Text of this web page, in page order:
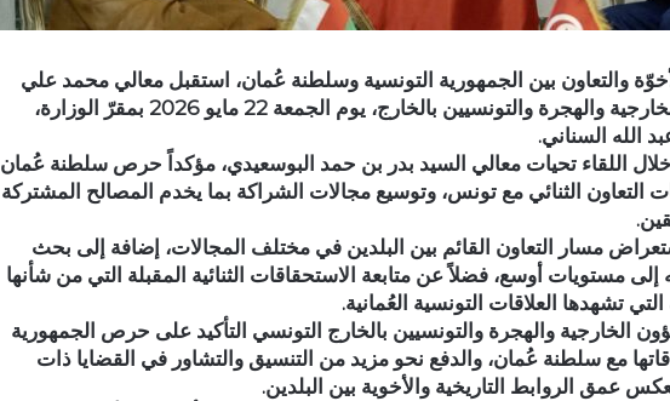
والتعاون بين الجمهورية التونسية وسلطنة عُمان، استقبل معالي محمد علي
النفطي، وزير الشؤون الخارجية والهجرة والتونسيين بالخارج، يوم الجمعة 22 مايو 2026 بمقرّ الوزارة،
الله السناني.
اللقاء تحيات معالي السيد بدر بن حمد البوسعيدي، مؤكداً حرص سلطنة عُمان
التعاون الثنائي مع تونس، وتوسيع مجالات الشراكة بما يخدم المصالح المشتركة
مسار التعاون القائم بين البلدين في مختلف المجالات، إضافة إلى بحث
إلى مستويات أوسع، فضلاً عن متابعة الاستحقاقات الثنائية المقبلة التي من شأنها
التي تشهدها العلاقات التونسية العُمانية.
الخارجية والهجرة والتونسيين بالخارج التونسي التأكيد على حرص الجمهورية
مع سلطنة عُمان، والدفع نحو مزيد من التنسيق والتشاور في القضايا ذات
عمق الروابط التاريخية والأخوية بين البلدين.